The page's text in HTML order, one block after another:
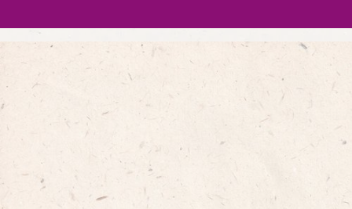
Usamos cookies para melhorar a experiência no
nosso site. Consulta a nossa política de
privacidade.
ACCEPT